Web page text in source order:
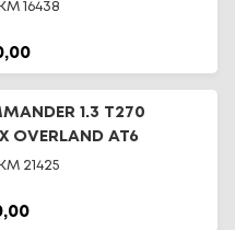
KM 16438
1.3 T270
OVERLAND AT6
KM 21425